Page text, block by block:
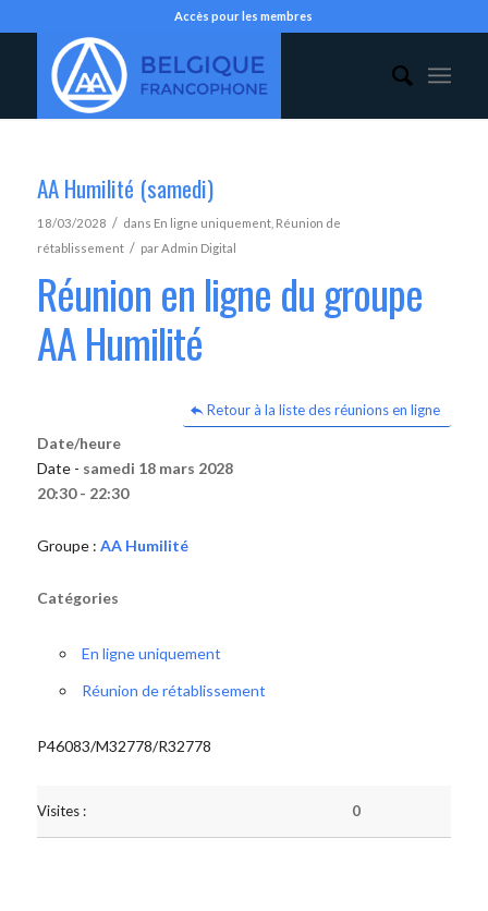
Accès pour les membres
AA Humilité (samedi)
18/03/2028 / dans En ligne uniquement, Réunion de
rétablissement / parAdmin Digital
Réunion en ligne du groupe
AA Humilité
Retour à la liste des réunions en ligne
Date/heure
Date - samedi 18 mars 2028
20:30 - 22:30
Groupe : AA Humilité
Catégories
En ligne uniquement
Réunion de rétablissement
P46083/M32778/R32778
Visites : 0